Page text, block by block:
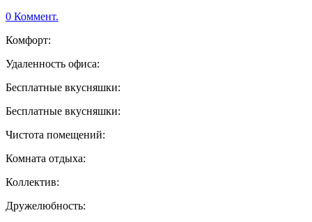
0 Коммент.
Комфорт:
Удаленность офиса:
Бесплатные вкусняшки:
Бесплатные вкусняшки:
Чистота помещений:
Комната отдыха:
Коллектив:
Дружелюбность: